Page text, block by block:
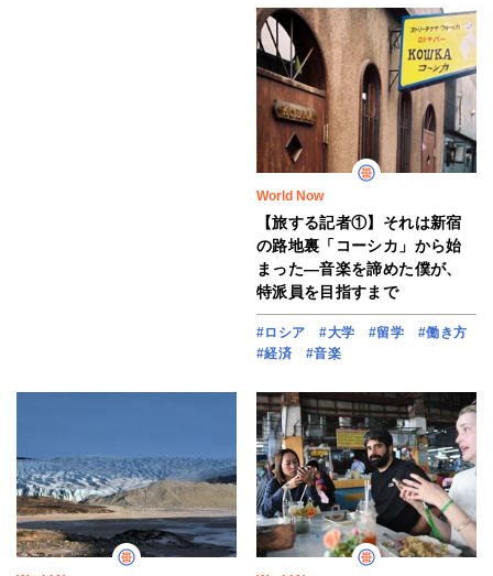
World Now
【旅する記者①】それは新宿
の路地裏「コーシカ」から始
まった―音楽を諦めた僕が、
特派員を目指すまで
#ロシア #大学 #留学
#働き方
#経済
#音楽